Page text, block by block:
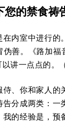
的禁食祷
内室中进行
善。《路加福
讲一点点的。（
、你和家人
分成两类：
的经验是，